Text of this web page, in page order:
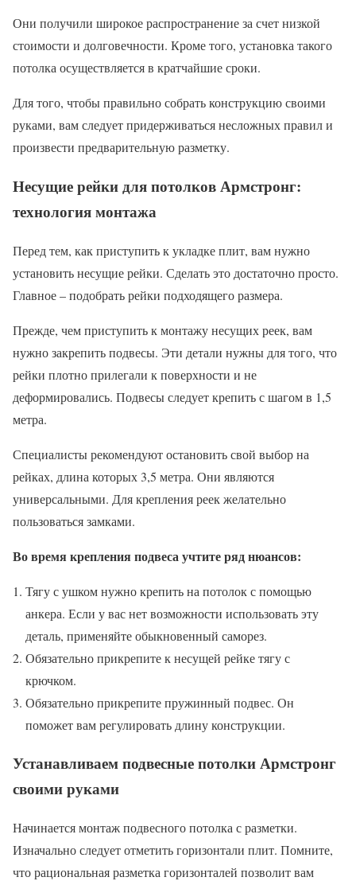
Они получили широкое распространение за счет низкой
стоимости и долговечности. Кроме того, установка такого
потолка осуществляется в кратчайшие сроки.
Для того, чтобы правильно собрать конструкцию своими
руками, вам следует придерживаться несложных правил и
произвести предварительную разметку.
Несущие рейки для потолков Армстронг:
технология монтажа
Перед тем, как приступить к укладке плит, вам нужно
установить несущие рейки. Сделать это достаточно просто.
Главное – подобрать рейки подходящего размера.
Прежде, чем приступить к монтажу несущих реек, вам
нужно закрепить подвесы. Эти детали нужны для того, что
рейки плотно прилегали к поверхности и не
деформировались. Подвесы следует крепить с шагом в 1,5
метра.
Специалисты рекомендуют остановить свой выбор на
рейках, длина которых 3,5 метра. Они являются
универсальными. Для крепления реек желательно
пользоваться замками.
Во время крепления подвеса учтите ряд нюансов:
Тягу с ушком нужно крепить на потолок с помощью
анкера. Если у вас нет возможности использовать эту
деталь, применяйте обыкновенный саморез.
Обязательно прикрепите к несущей рейке тягу с
крючком.
Обязательно прикрепите пружинный подвес. Он
поможет вам регулировать длину конструкции.
Устанавливаем подвесные потолки Армстронг
своими руками
Начинается монтаж подвесного потолка с разметки.
Изначально следует отметить горизонтали плит. Помните,
что рациональная разметка горизонталей позволит вам